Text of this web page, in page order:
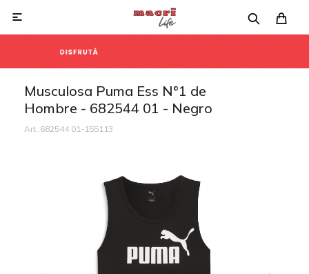

Musculosa Puma Ess N°1 de
Hombre - 682544 01 - Negro
682544 01-155113